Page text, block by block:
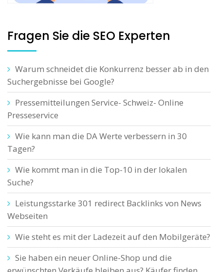
Fragen Sie die SEO Experten
Warum schneidet die Konkurrenz besser ab in den
Suchergebnisse bei Google?
Pressemitteilungen Service- Schweiz- Online
Presseservice
Wie kann man die DA Werte verbessern in 30
Tagen?
Wie kommt man in die Top-10 in der lokalen
Suche?
Leistungsstarke 301 redirect Backlinks von News
Webseiten
Wie steht es mit der Ladezeit auf den Mobilgeräte?
Sie haben ein neuer Online-Shop und die